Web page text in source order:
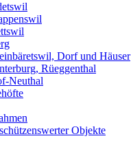
Dorf und Häuser
Rüeggenthal
Neuthal
Objekte